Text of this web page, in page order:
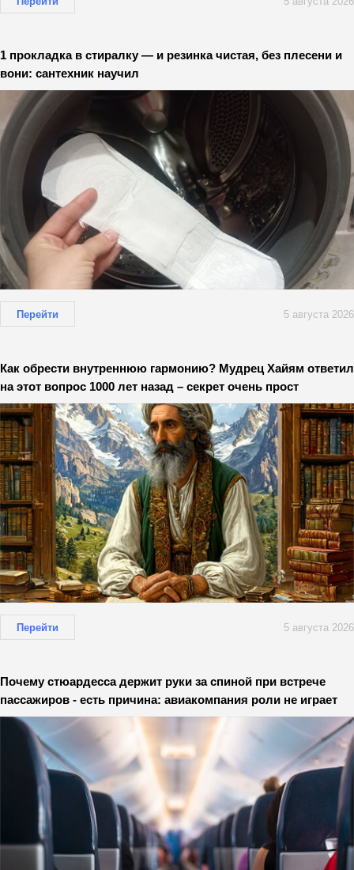
1 прокладка в стиралку — и резинка чистая, без плесени и
вони: сантехник научил
Перейти 5 августа 2026
Как обрести внутреннюю гармонию? Мудрец Хайям ответил
на этот вопрос 1000 лет назад – секрет очень прост
Перейти 5 августа 2026
Почему стюардесса держит руки за спиной при встрече
пассажиров - есть причина: авиакомпания роли не играет